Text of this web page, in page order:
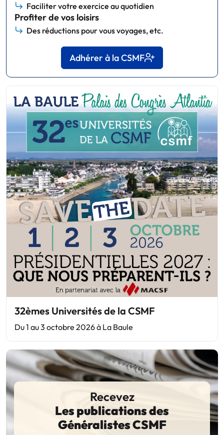
Faciliter votre exercice au quotidien
Profiter de vos loisirs
Des réductions pour vous voyages, etc.
Adhérer à la CSMF
32èmes Universités de la CSMF
Du 1 au 3 octobre 2026 à La Baule
Recevez
Les publications des
Généralistes CSMF